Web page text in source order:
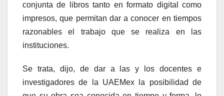
conjunta de libros tanto en formato digital como
impresos, que permitan dar a conocer en tiempos
razonables el trabajo que se realiza en las
instituciones.
Se trata, dijo, de dar a las y los docentes e
investigadores de la UAEMex la posibilidad de